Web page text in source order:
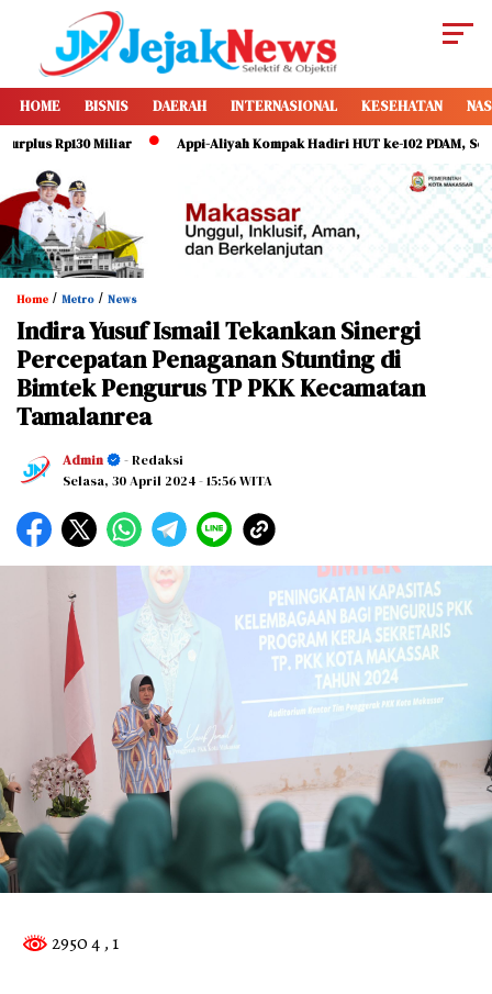
HOME BISNIS DAERAH INTERNASIONAL KESEHATAN
Rp130 Miliar Appi-Aliyah Kompak Hadiri HUT ke-102 PDAM,
Home / Metro / News
Indira Yusuf Ismail Tekankan Sinergi
Percepatan Penaganan Stunting di
Bimtek Pengurus TP PKK Kecamatan
Tamalanrea
Admin
- Redaksi
Selasa, 30 April 2024- 15:56 WITA
2950 4 , 1